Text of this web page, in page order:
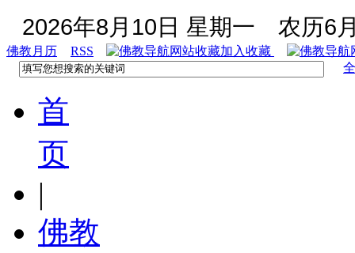
2026年8月10日 星期一 农历6
佛教月历 RSS
加入收藏
首
页
|
佛教